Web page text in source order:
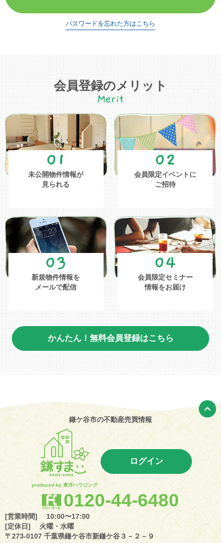
パスワードを忘れた方はこちら
会員登録のメリット
Merit
01
未公開物件情報が
見られる
02
会員限定イベントに
ご招待
03
新規物件情報を
メールで配信
04
会員限定セミナー
情報をお届け
かんたん！無料会員登録はこちら
鎌ケ谷市の不動産売買情報
produced by 東洋ハウジング
ログイン
0120-44-6480
[営業時間] 10:00〜17:00
[定休日] 火曜・水曜
〒273-0107 千葉県鎌ケ谷市新鎌ケ谷３－２－９